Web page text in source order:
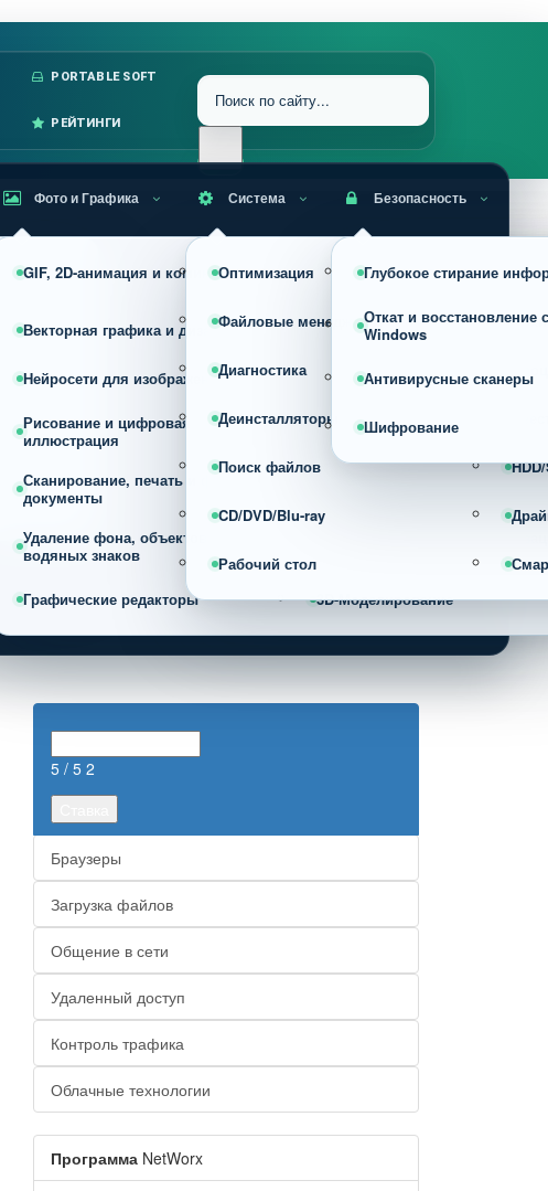
PORTABLE SOFT
РЕЙТИНГИ
Фото и Графика
GIF, 2D-анимация и комиксы
RAW, HDR и профессиональная
обработка фото
Векторная графика и дизайн Конвертеры изображений
Нейросети для изображений Просмотрщики
Рисование и цифровая
иллюстрация
Сжатие, оптимизация и
размера изображений
Сканирование, печать и фото на
документы
Удаление фона, объектов и
водяных знаков
Графические редакторы 3D-Моделирование
Система
Оптимизация
Файловые менеджеры
Диагностика
Деинсталляторы
Поиск файлов
CD/DVD/Blu-ray
Рабочий стол
Безопасность
Глубокое стирание
Откат и восстановление
Windows
Антивирусные сканеры
Шифрование
5 / 5 2
Браузеры
Загрузка файлов
Общение в сети
Удаленный доступ
Контроль трафика
Облачные технологии
Программа NetWorx